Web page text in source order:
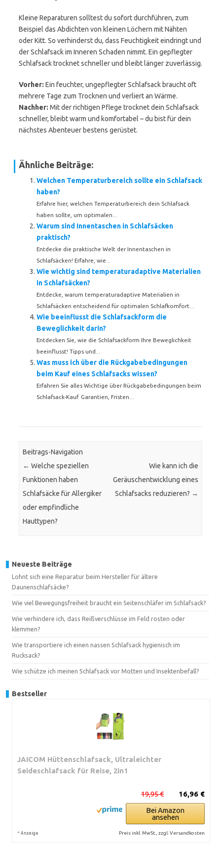
Kleine Reparaturen solltest du sofort durchführen, zum
Beispiel das Abdichten von kleinen Löchern mit Nähten
oder Kitt. So verhinderst du, dass Feuchtigkeit eindringt und
der Schlafsack im Inneren Schaden nimmt. Ein gepflegter
Schlafsack trocknet schneller und bleibt länger zuverlässig.
Vorher: Ein feuchter, ungepflegter Schlafsack braucht oft
mehrere Tage zum Trocknen und verliert an Wärme.
Nachher: Mit der richtigen Pflege trocknet dein Schlafsack
schneller, bleibt warm und komfortabel – du bist für dein
nächstes Abenteuer bestens gerüstet.
Ähnliche Beiträge:
Welchen Temperaturbereich sollte ein Schlafsack
haben?
Erfahre hier, welchen Temperaturbereich dein Schlafsack
haben sollte, um optimalen...
Warum sind Innentaschen in Schlafsäcken
praktisch?
Entdecke die praktische Welt der Innentaschen in
Schlafsäcken! Erfahre, wie...
Wie wichtig sind temperaturadaptive Materialien
in Schlafsäcken?
Entdecke, warum temperaturadaptive Materialien in
Schlafsäcken entscheidend für optimalen Schlafkomfort...
Wie beeinflusst die Schlafsackform die
Beweglichkeit darin?
Entdecken Sie, wie die Schlafsackform Ihre Beweglichkeit
beeinflusst! Tipps und...
Was muss ich über die Rückgabebedingungen
beim Kauf eines Schlafsacks wissen?
Erfahren Sie alles Wichtige über Rückgabebedingungen beim
Schlafsack-Kauf. Garantien, Fristen...
Beitrags-Navigation
← Welche speziellen
Funktionen haben
Schlafsäcke für Allergiker
oder empfindliche
Hauttypen?
Wie kann ich die
Geräuschentwicklung eines
Schlafsacks reduzieren? →
Neueste Beiträge
Lohnt sich eine Reparatur beim Hersteller für ältere
Daunenschlafsäcke?
Wie viel Bewegungsfreiheit braucht ein Seitenschläfer im Schlafsack?
Wie verhindere ich, dass Reißverschlüsse im Feld rosten oder
klemmen?
Wie transportiere ich einen nassen Schlafsack hygienisch im
Rucksack?
Wie schütze ich meinen Schlafsack vor Motten und Insektenbefall?
Bestseller
JAICOM Hüttenschlafsack, Ultraleichter
Seideschlafsack für Reise, 2in1
16,96 €
19,95 €
Bei Amazon
ansehen
* Anzeige Preis inkl. MwSt., zzgl. Versandkosten